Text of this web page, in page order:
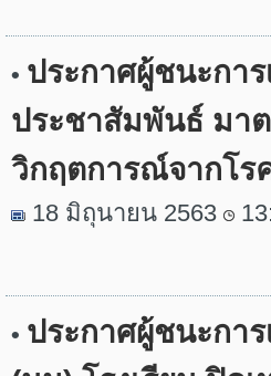
• ประกาศผู้ชนะกา
ประชาสัมพันธ์ มา
วิกฤตการณ์จากโร
18 มิถุนายน 2563
• ประกาศผู้ชนะกา